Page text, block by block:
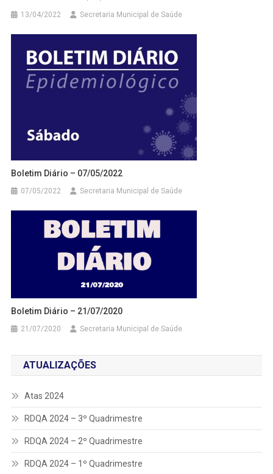
13/04/2022 Secretaria Municipal de Saúde
Boletim Diário – 07/05/2022
07/05/2022 Secretaria Municipal de Saúde
Boletim Diário – 21/07/2020
21/07/2020 Secretaria Municipal de Saúde
ATUALIZAÇÕES
Atas 2024
RDQA 2024 – 3º Quadrimestre
RDQA 2024 – 2º Quadrimestre
RDQA 2024 – 1º Quadrimestre